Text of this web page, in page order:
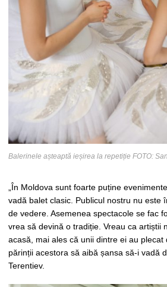
Balerinele așteaptă ieșirea la repetiție FOTO:
„În Moldova sunt foarte puține
vadă balet clasic. Publicul nostru nu este
de vedere. Asemenea spectacole se fac
vrea să devină o tradiție. Vreau ca artiștii
acasă, mai ales că unii dintre ei au
părinții acestora să aibă șansa să-i vadă
Terentiev.